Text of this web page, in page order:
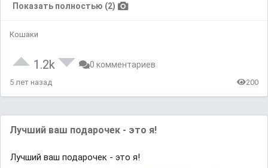
Показать полностью (2)
Кошаки
1.2k 0 комментариев
5 лет назад 200
Лучший ваш подарочек - это я!
Лучший ваш подарочек - это я!